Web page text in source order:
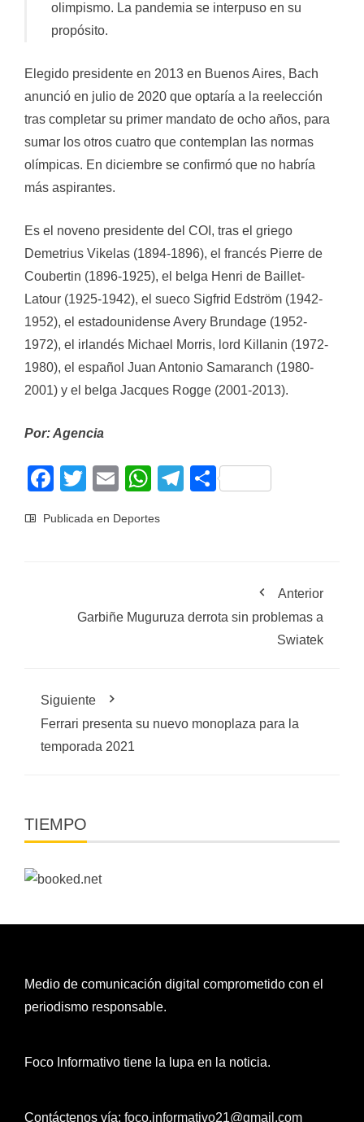
olimpismo. La pandemia se interpuso en su
propósito.
Elegido presidente en 2013 en Buenos Aires, Bach
anunció en julio de 2020 que optaría a la reelección
tras completar su primer mandato de ocho años, para
sumar los otros cuatro que contemplan las normas
olímpicas. En diciembre se confirmó que no habría
más aspirantes.
Es el noveno presidente del COI, tras el griego
Demetrius Vikelas (1894-1896), el francés Pierre de
Coubertin (1896-1925), el belga Henri de Baillet-
Latour (1925-1942), el sueco Sigfrid Edström (1942-
1952), el estadounidense Avery Brundage (1952-
1972), el irlandés Michael Morris, lord Killanin (1972-
1980), el español Juan Antonio Samaranch (1980-
2001) y el belga Jacques Rogge (2001-2013).
Por: Agencia
Facebook
Twitter
EmailWhatsApp
Telegram
Compartir
Publicada en Deportes
Anterior
Garbiñe Muguruza derrota sin problemas a
Swiatek
Siguiente
Ferrari presenta su nuevo monoplaza para la
temporada 2021
TIEMPO
Medio de comunicación digital comprometido con el
periodismo responsable.
Foco Informativo tiene la lupa en la noticia.
Contáctenos vía: foco.informativo21@gmail.com